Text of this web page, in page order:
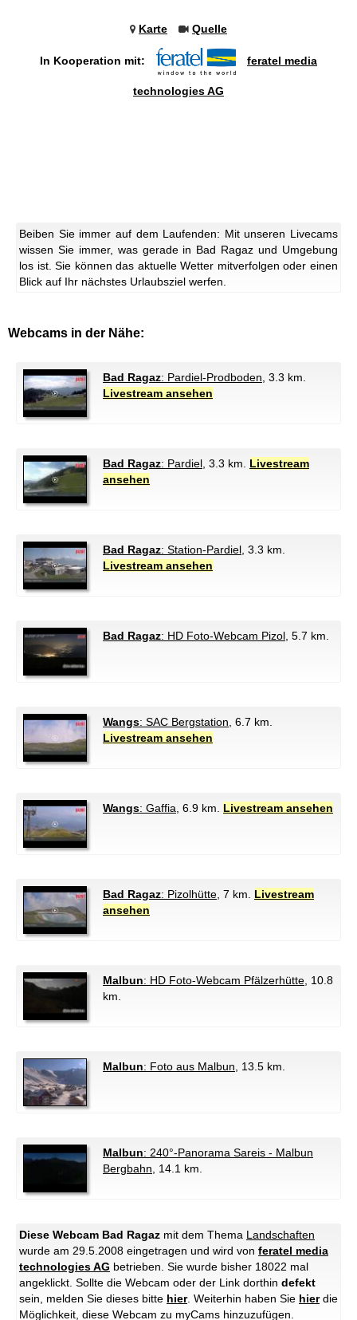
Karte Quelle
In Kooperation mit: feratel media
technologies AG
Beiben Sie immer auf dem Laufenden: Mit unseren Livecams
wissen Sie immer, was gerade in Bad Ragaz und Umgebung
los ist. Sie können das aktuelle Wetter mitverfolgen oder einen
Blick auf Ihr nächstes Urlaubsziel werfen.
Webcams in der Nähe:
Bad Ragaz: Pardiel-Prodboden , 3.3 km.
Livestream ansehen
Bad Ragaz: Pardiel , 3.3 km. Livestream
ansehen
Bad Ragaz: Station-Pardiel , 3.3 km.
Livestream ansehen
Bad Ragaz: HD Foto-Webcam Pizol , 5.7 km.
Wangs: SAC Bergstation , 6.7 km.
Livestream ansehen
Wangs: Gaffia , 6.9 km. Livestream ansehen
Bad Ragaz: Pizolhütte , 7 km. Livestream
ansehen
Malbun: HD Foto-Webcam Pfälzerhütte , 10.8
km.
Malbun: Foto aus Malbun , 13.5 km.
Malbun: 240°-Panorama Sareis - Malbun
Bergbahn , 14.1 km.
Diese Webcam Bad Ragaz mit dem Thema Landschaften
wurde am 29.5.2008 eingetragen und wird von feratel media
technologies AG betrieben. Sie wurde bisher 18022 mal
angeklickt. Sollte die Webcam oder der Link dorthin defekt
sein, melden Sie dieses bitte hier. Weiterhin haben Sie hierdie
Möglichkeit, diese Webcam zu myCams hinzuzufügen.